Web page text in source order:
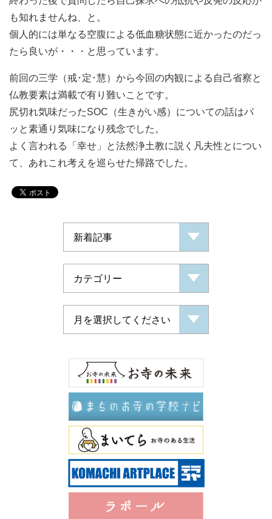
も知れませんね、と。
個人的には単なる空腹による低血糖状態に近かったのだっ
たら良いが・・・と思っています。
前回の三学（戒･定･慧）から今回の内観による自己省察と
仏教要素は満載で有り難いことです。
尻切れ気味だったSOC（生きがい感）についての話はパ
ッと素通り気味になり残念でした。
よく言われる「幸せ」と法然浄土教に説く凡夫性とについ
て、あれこれ考えを巡らせた帰路でした。